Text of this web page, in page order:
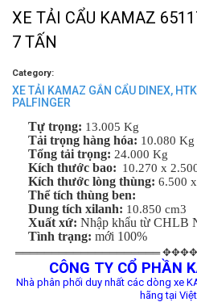
XE TẢI CẨU KAMAZ
7 TẤN
Category:
XE TẢI KAMAZ GẮN CẨU DINEX,
PALFINGER
Tự trọng: 13.005 Kg
Tải trọng hàng hóa: 10.080 Kg
Tổng tải trọng: 24.000 Kg
Kích thước bao: 10.270 x
Kích thước lòng thùng: 6.500
Thể tích thùng ben:
Dung tích xilanh: 10.850 cm3
Xuất xứ: Nhập khẩu từ CHLB
Tình trạng: mới 100%
════════════════════
CÔNG TY CỔ PHẦN
Nhà phân phối duy nhất các dòng xe
hãng tại